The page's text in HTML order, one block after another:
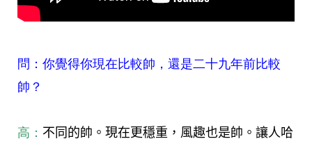
問：你覺得你現在比較帥，還是二十九年前比較
帥？
高： 不同的帥。現在更穩重，風趣也是帥。讓人哈